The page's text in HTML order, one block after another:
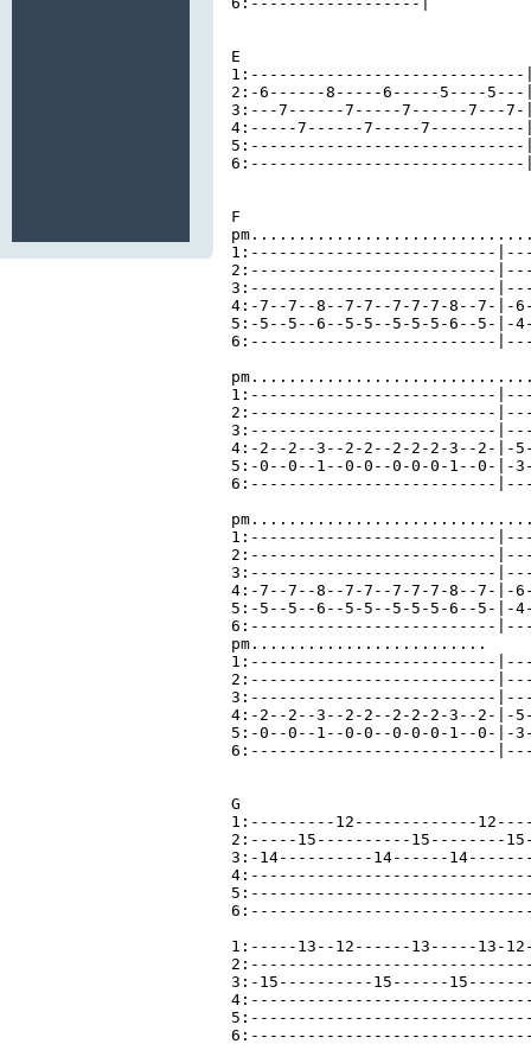
E
1:-----------------------------
2:-6------8-----6-----5----
3:---7------7-----7------7---
4:-----7------7-----
5:-----------------------------
F
1:--------------------------
2:--------------------------
3:--------------------------
4:-7--7--8--7-7--7-7-7-8--7-|-
5:-5--5--6--5-5--5-5-5-6--5-|-
6:--------------------------
1:--------------------------
2:--------------------------
3:--------------------------
4:-2--2--3--2-2--2-2-2-3--2-|-
5:-0--0--1--0-0--0-0-0-1--0-|-
6:--------------------------
1:--------------------------
2:--------------------------
3:--------------------------
4:-7--7--8--7-7--7-7-7-8--7-|-
5:-5--5--6--5-5--5-5-5-6--5-|-
6:--------------------------
pm.........................
1:--------------------------
2:--------------------------
3:--------------------------
4:-2--2--3--2-2--2-2-2-3--2-|-
5:-0--0--1--0-0--0-0-0-1--0-|-
6:--------------------------
G
1:---------12-------------
2:-----15----------15--------
3:-14----------14------
1:-----13--12------13-----13-
3:-15----------15------